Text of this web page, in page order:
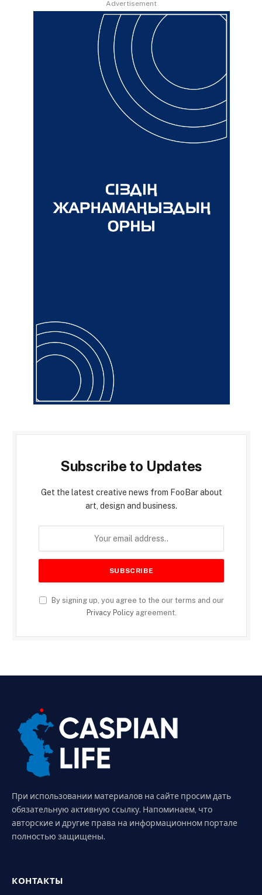
Advertisement
Subscribe to Updates
Get the latest creative news from FooBar about
art, design and business.
By signing up, you agree to the our terms and our
Privacy Policyagreement.
При использовании материалов на сайте просим дать
обязательную активную ссылку. Напоминаем, что
авторские и другие права на информационном портале
полностью защищены.
КОНТАКТЫ